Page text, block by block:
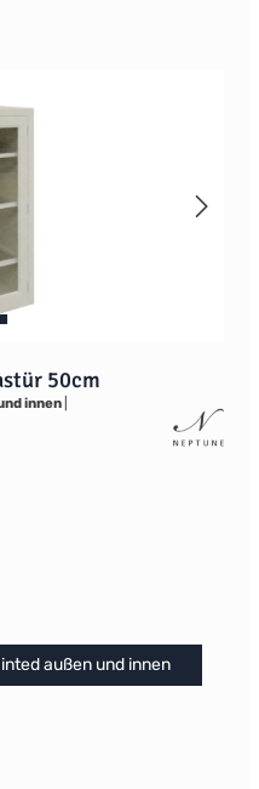
50cm
innen
außen und innen